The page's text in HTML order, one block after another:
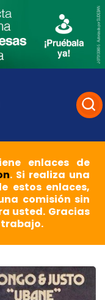
enlaces de
. Si realiza una
estos enlaces,
comisión sin
usted. Gracias